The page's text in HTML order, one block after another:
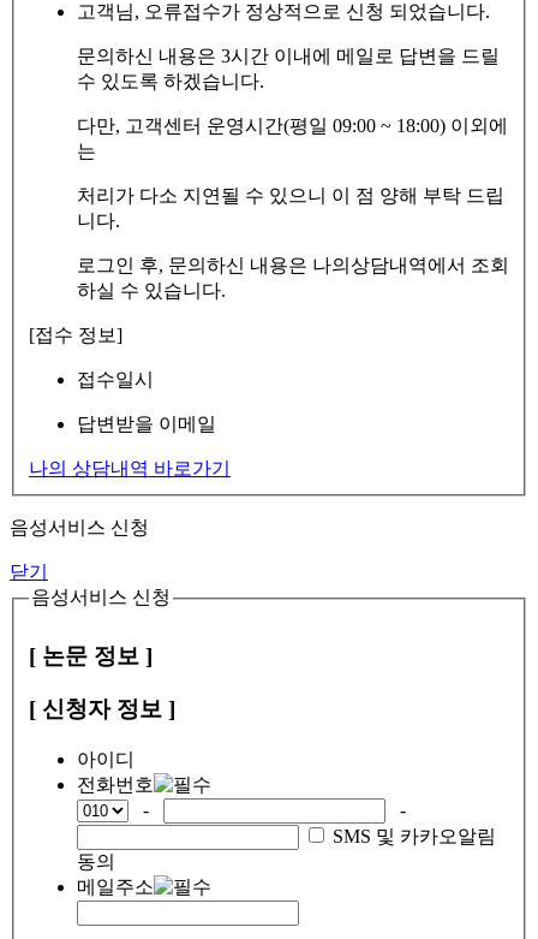
고객님, 오류접수가 정상적으로 신청 되었습니다.
문의하신 내용은 3시간 이내에 메일로 답변을 드릴
수 있도록 하겠습니다.
다만, 고객센터 운영시간(평일 09:00 ~ 18:00) 이외에
는
처리가 다소 지연될 수 있으니 이 점 양해 부탁 드립
니다.
로그인 후, 문의하신 내용은 나의상담내역에서 조회
하실 수 있습니다.
[접수 정보]
접수일시
답변받을 이메일
나의 상담내역 바로가기
음성서비스 신청
닫기
음성서비스 신청
[ 논문 정보 ]
[ 신청자 정보 ]
아이디
전화번호
-
-
SMS 및 카카오알림
동의
메일주소